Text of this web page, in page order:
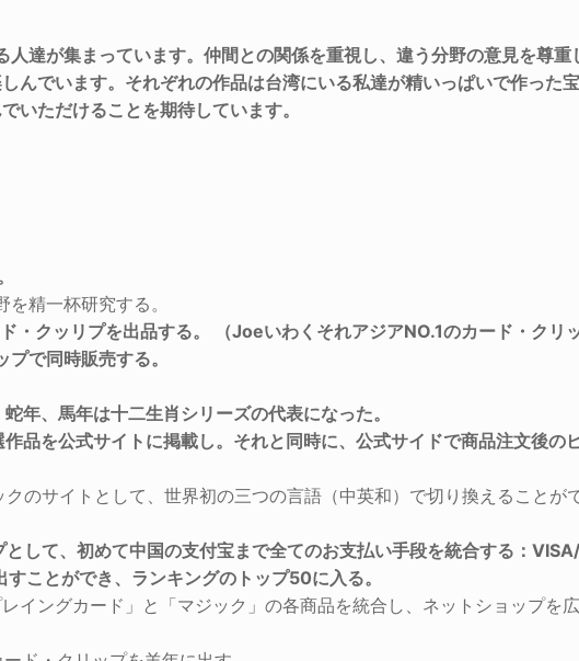
達が集まっています。仲間との関係を重視し、違う分野の意見を尊重
んでいます。それぞれの作品は台湾にいる私達が精いっぱいで作った
いただけることを期待しています。
精一杯研究する。
クッリプを出品する。 （JoeいわくそれアジアNO.1のカード・クリ
で同時販売する。
年、馬年は十二生肖シリーズの代表になった。
品を公式サイトに掲載し。それと同時に、公式サイドで商品注文後の
のサイトとして、世界初の三つの言語（中英和）で切り換えることが
して、初めて中国の支付宝まで全てのお支払い手段を統合する：
ことができ、ランキングのトップ50に入る。
イングカード」と「マジック」の各商品を統合し、ネットショップを広